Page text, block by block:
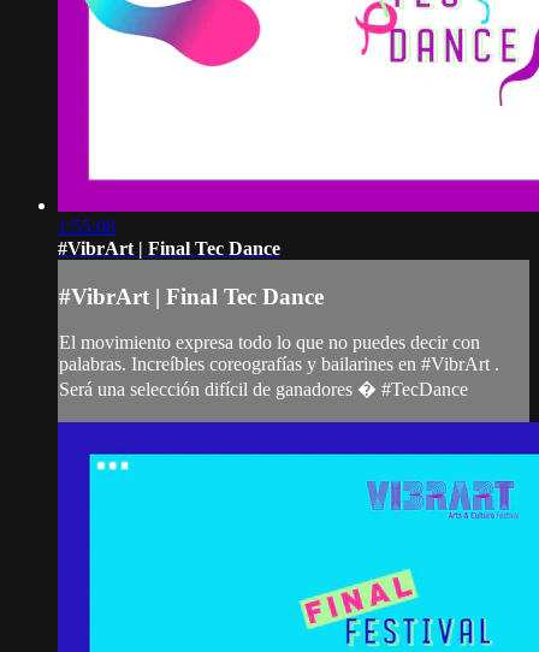
1:55:08
#VibrArt | Final Tec Dance
#VibrArt | Final Tec Dance
El movimiento expresa todo lo que no puedes decir con
palabras. Increíbles coreografías y bailarines en #VibrArt .
Será una selección difícil de ganadores � #TecDance